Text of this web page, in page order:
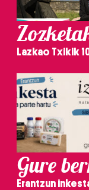
Lazkao Txikik
Gure
Erantzun